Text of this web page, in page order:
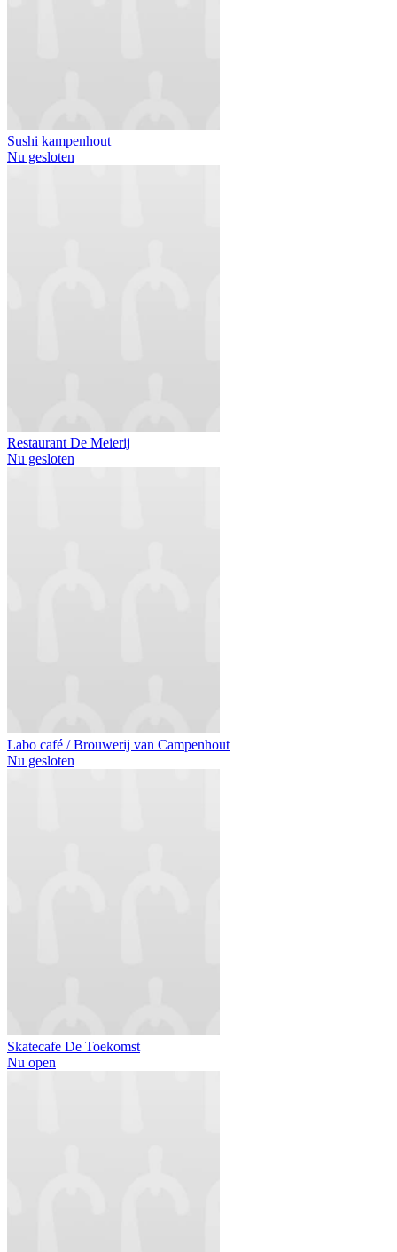
Sushi kampenhout
Nu gesloten
Restaurant De Meierij
Nu gesloten
Labo café / Brouwerij van Campenhout
Nu gesloten
Skatecafe De Toekomst
Nu open